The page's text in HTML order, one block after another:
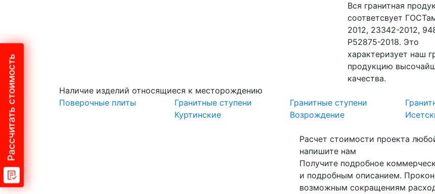
Вся гранитная
соответсвует
2012, 23342-2012,
Р52875-2018. Это
характеризует наш
продукцию
качества.
Наличие изделий относящиеся к месторождению
Поверочные плиты
Гранитные ступени
Куртинские
Гранитные ступени
Возрождение
Расчет стоимости проекта
напишите нам
Получите подробное
и подробным описанием.
возможным сокращениям
Рассчитать стоимость